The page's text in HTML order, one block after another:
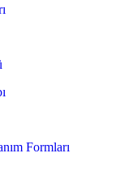
Formları